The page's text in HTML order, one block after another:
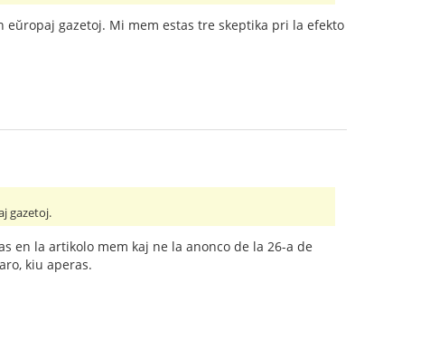
gazetoj. Mi mem estas tre skeptika pri la efekto
gazetoj.
en la artikolo mem kaj ne la anonco de la 26-a de
kiu aperas.